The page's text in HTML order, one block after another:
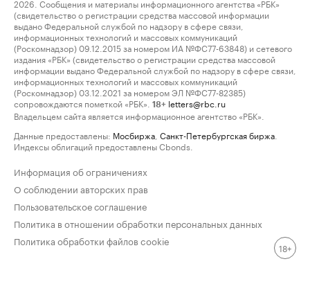
2026. Сообщения и материалы информационного агентства «РБК»
(свидетельство о регистрации средства массовой информации
выдано Федеральной службой по надзору в сфере связи,
информационных технологий и массовых коммуникаций
(Роскомнадзор) 09.12.2015 за номером ИА №ФС77-63848) и сетевого
издания «РБК» (свидетельство о регистрации средства массовой
информации выдано Федеральной службой по надзору в сфере связи,
информационных технологий и массовых коммуникаций
(Роскомнадзор) 03.12.2021 за номером ЭЛ №ФС77-82385)
сопровождаются пометкой «РБК».
18+ letters@rbc.ru
Владельцем сайта является информационное агентство «РБК».
Данные предоставлены: Мосбиржа Санкт-Петербургская биржа
Индексы облигаций предоставлены Cbonds.
Информация об ограничениях
О соблюдении авторских прав
Пользовательское соглашение
Политика в отношении обработки персональных данных
Политика обработки файлов cookie
18+